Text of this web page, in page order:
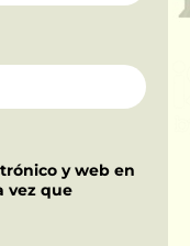
y web en
vez que